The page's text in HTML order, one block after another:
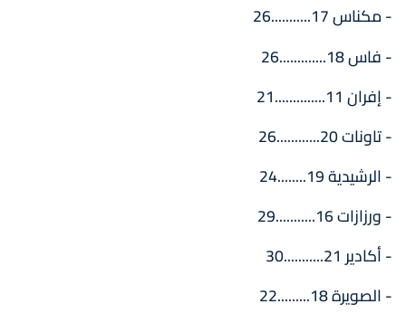
- مكناس 17...........26
- فاس 18.............26
- إفران 11..............21
- تاونات 20............26
- الرشيدية 19........24
- ورزازات 16...........29
- أكادير 21...........30
- الصويرة 18.........22